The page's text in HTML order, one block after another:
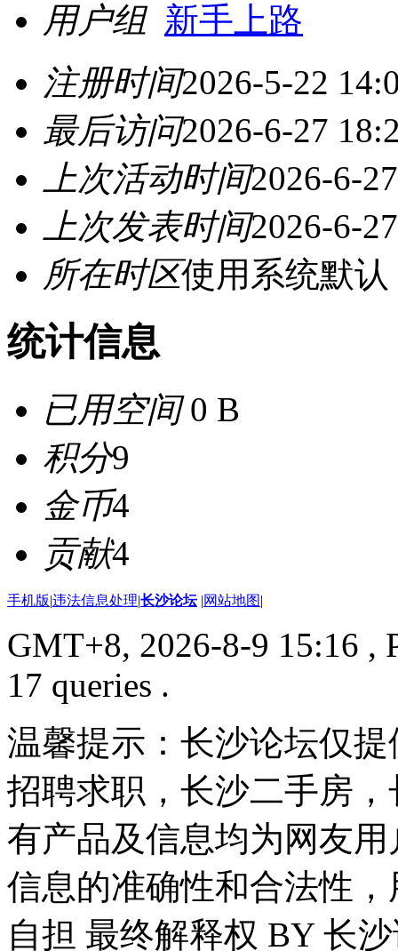
用户组 新手上路
注册时间2026-5-22
最后访问2026-6-27
上次活动时间2026-6-
上次发表时间2026-6-
所在时区使用系统默认
统计信息
已用空间0 B
积分9
金币4
贡献4
手机版|违法信息处理|长沙论坛 |网站地图|
GMT+8, 2026-8-9 15:16 ,
17 queries .
温馨提示：长沙论坛仅
招聘求职，长沙二手房
有产品及信息均为网友
信息的准确性和合法性
自担 最终解释权 BY 长